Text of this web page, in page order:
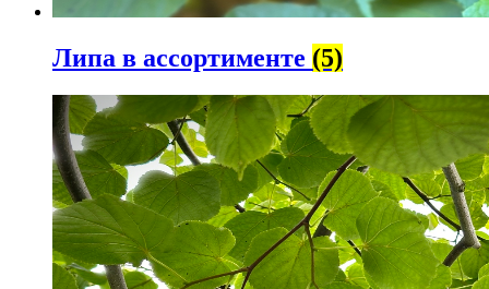
Липа в ассортименте (5)